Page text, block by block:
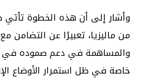
وأشار إلى أن هذه الخطوة
من ماليزيا، تعبيرًا عن التضامن
والمساهمة في دعم صموده في
خاصة في ظل استمرار الأوضاع